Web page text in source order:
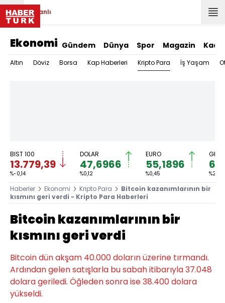
Canlı
Ekonomi Gündem Dünya Spor Magazin
Altın Döviz Borsa Kap Haberleri Kripto Para İş Yaşam
BIST 100
13.779,39
%-0,14
DOLAR
47,6966
%0,12
EURO
55,1896
%0,45 %2,59
Haberler Ekonomi Kripto Para
Bitcoin kazanımlarının bir
kısmını geri verdi - Kripto Para Haberleri
Bitcoin kazanımlarının bir
kısmını geri verdi
Bitcoin dün akşam 40.000 doların üzerine tırmandı.
Ardından gelen satışlarla bu sabah itibarıyla 37.048
dolara geriledi. Öğleden sonra ise 38.400 dolara
yükseldi.